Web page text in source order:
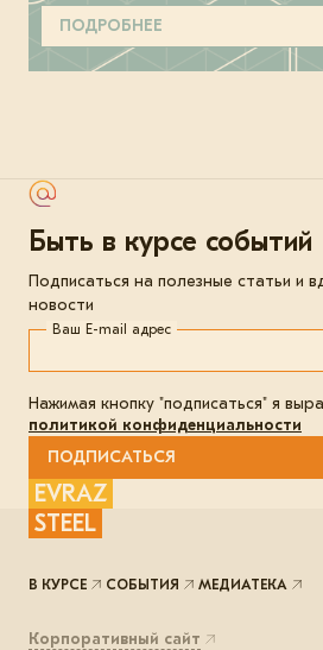
ПОДРОБНЕЕ
Быть в курсе событий
Подписаться на полезные статьи и
новости
Ваш E-mail адрес
Нажимая кнопку "подписаться" я
политикой конфиденциальности
ПОДПИСАТЬСЯ
EVRAZ
STEEL
Корпоративный сайт
В КУРСЕ СОБЫТИЯ МЕДИАТЕКА